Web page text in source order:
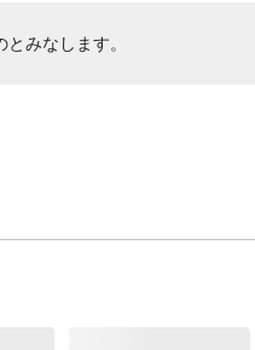
みなします。